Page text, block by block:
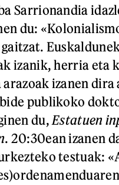
Sarrionandia
du:
izanik, herria eta
izanen
publikoko
du, Estatuen
. 20:30ean izanen
testuak: